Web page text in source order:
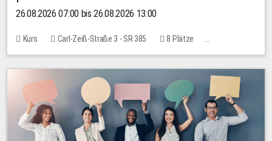
26.08.2026 07:00 bis 26.08.2026 13:00
Kurs Carl-Zeiß-Straße 3 - SR 385
8 Plätze
20,00 EUR